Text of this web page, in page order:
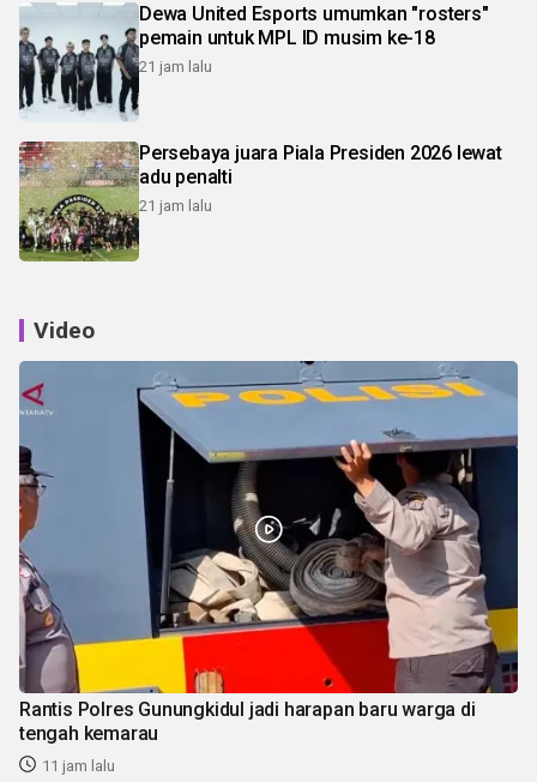
Dewa United Esports umumkan "rosters"
pemain untuk MPL ID musim ke-18
21 jam lalu
Persebaya juara Piala Presiden 2026 lewat
adu penalti
21 jam lalu
Video
Rantis Polres Gunungkidul jadi harapan baru warga di
tengah kemarau
11 jam lalu